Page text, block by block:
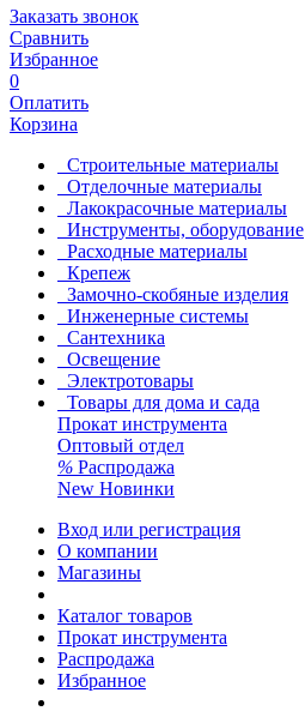
Заказать звонок
Сравнить
Избранное
0
Оплатить
Корзина
Строительные материалы
Отделочные материалы
Лакокрасочные материалы
Инструменты, оборудование
Расходные материалы
Крепеж
Замочно-скобяные изделия
Инженерные системы
Сантехника
Освещение
Электротовары
Товары для дома и сада
Прокат инструмента
Оптовый отдел
% Распродажа
New Новинки
Вход или регистрация
О компании
Магазины
Каталог товаров
Прокат инструмента
Распродажа
Избранное